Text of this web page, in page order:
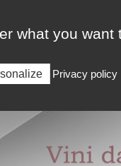
what you want
Privacy policy